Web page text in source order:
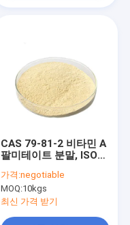
CAS 79-81-2 비타민 A
팔미테이트 분말, ISO
가격:negotiable
MOQ:10kgs
최신 가격 받기